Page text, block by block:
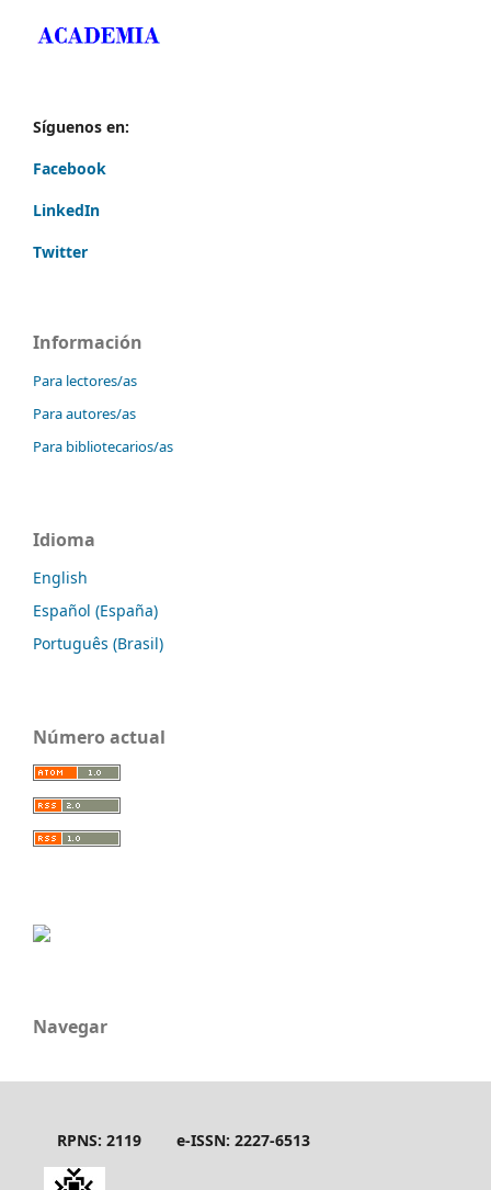
Síguenos en:
Facebook
LinkedIn
Twitter
Información
Para lectores/as
Para autores/as
Para bibliotecarios/as
Idioma
English
Español (España)
Português (Brasil)
Número actual
Navegar
RPNS: 2119 e-ISSN: 2227-6513